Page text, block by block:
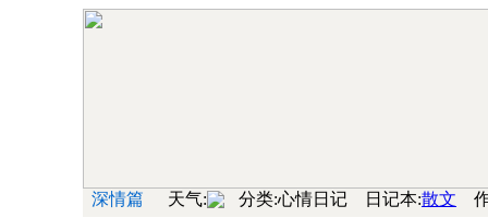
深情篇 天气: 分类:心情日记 日记本:散文